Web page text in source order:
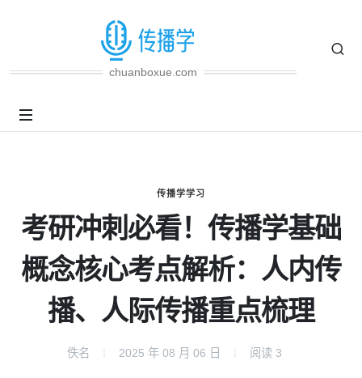
chuanboxue.com
传播学学习
考研冲刺必看！传播学基础
概念核心考点解析：人内传
播、人际传播重点梳理
佚名 2025 年 08 月 06 日 阅读 3